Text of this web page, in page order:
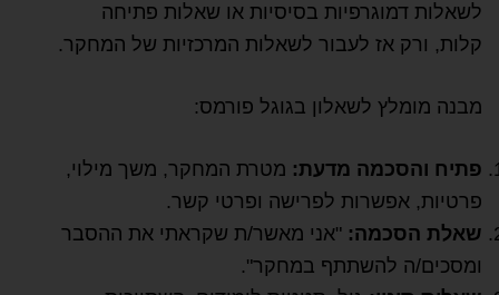
לשאלות דמוגרפיות בסיסיות או שאלות פתיחה
קלות, ורק אז לעבור לשאלות המרכזיות של המחקר.
מבנה מומלץ לשאלון בגוגל פורמס:
פתיח והסכמה מדעת: מטרת המחקר, משך מילוי,
פרטיות, אפשרות לפרישה ופרטי קשר.
שאלת הסכמה: "אני מאשר/ת שקראתי את ההסבר
ומסכים/ה להשתתף במחקר".